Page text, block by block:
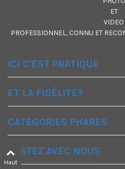
ET
VIDEO
PROFESSIONNEL, CONNU ET
ICI C'EST PRATIQUE
ET LA FIDÉLITÉ?
CATÉGORIES PHARES
RESTEZ AVEC NOUS
Haut